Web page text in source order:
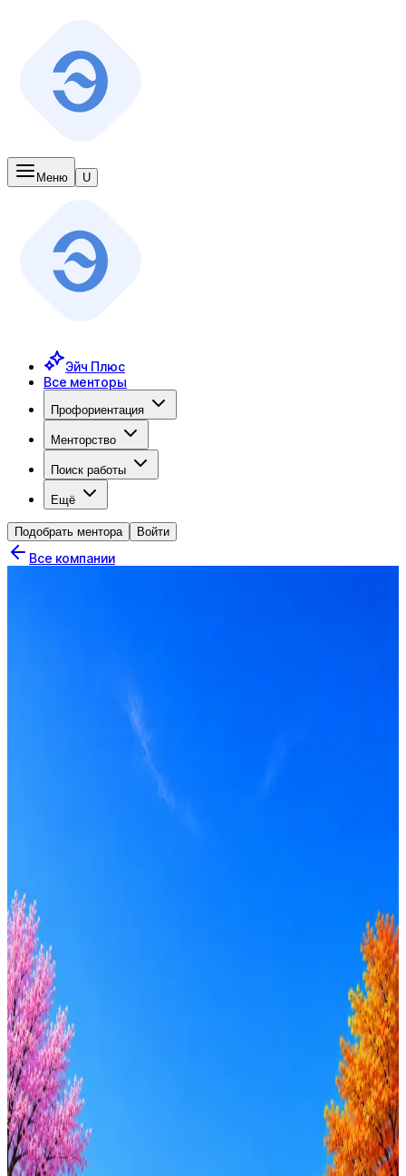
Меню U
Эйч Плюс
Все менторы
Профориентация
Менторство
Поиск работы
Ещё
Подобрать ментора Войти
Все компании
МАКИНТЕХ
0активные вакансии
Стратегия поиска с AI: рынки, позиции, вилка, каналы
Ежедневный подбор из 600+ источников
AI генерация сопроводительных писем